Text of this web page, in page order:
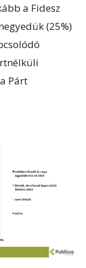
a Fidesz
(25%)
Párt